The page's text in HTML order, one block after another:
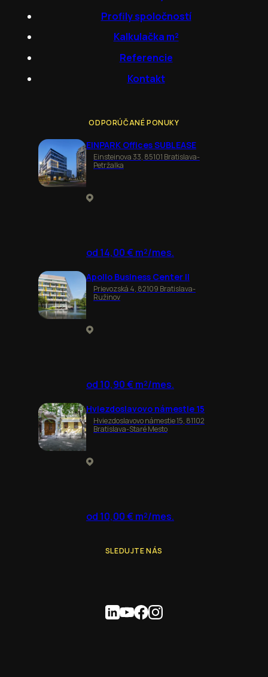
Profily spoločností
Kalkulačka m²
Referencie
Kontakt
ODPORÚČANÉ PONUKY
EINPARK Offices SUBLEASE
Einsteinova 33, 85101 Bratislava-
Petržalka
od 14,00 € m²/mes.
Apollo Business Center II
Prievozská 4, 82109 Bratislava-
Ružinov
od 10,90 € m²/mes.
Hviezdoslavovo námestie 15
Hviezdoslavovo námestie 15, 81102
Bratislava-Staré Mesto
od 10,00 € m²/mes.
SLEDUJTE NÁS